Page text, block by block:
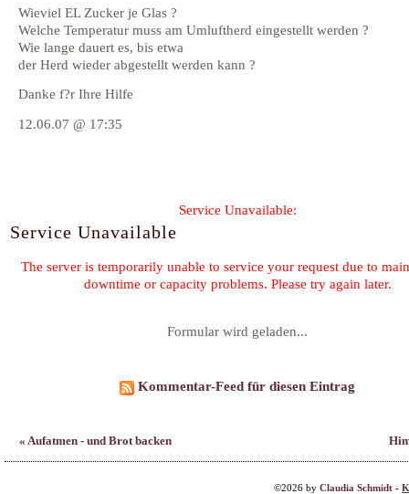
Wieviel EL Zucker je Glas ?
Welche Temperatur muss am Umluftherd eingestellt werden ?
Wie lange dauert es, bis etwa
der Herd wieder abgestellt werden kann ?
Danke f?r Ihre Hilfe
12.06.07 @ 17:35
Formular wird geladen...
Kommentar-Feed für diesen Eintrag
Family & Friends: